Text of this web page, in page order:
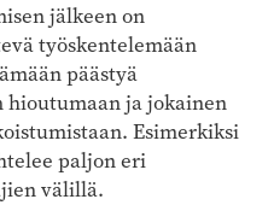
jälkeen on
työskentelemään
päästyä
hioutumaan ja jokainen
Esimerkiksi
paljon eri
välillä.